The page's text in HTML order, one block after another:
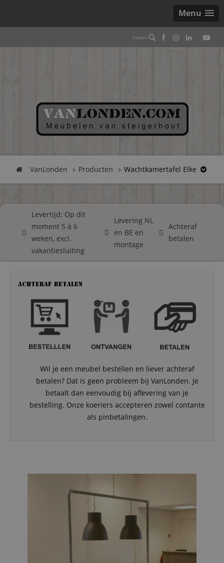
Menu
VanLonden Producten Wachtkamertafel Elke
Levertijd: Op dit
moment 5 á 6
weken, excl.
vakantiesluiting
Levering NL
en BE en
montage
Achteraf
betalen
Achteraf betalen
Wil je een meubel bestellen en liever achteraf
betalen? Dat is geen probleem bij VanLonden. Je
betaalt dan eenvoudig bij aflevering van je
bestelling. Onze koeriers accepteren zowel contante
als pinbetalingen.